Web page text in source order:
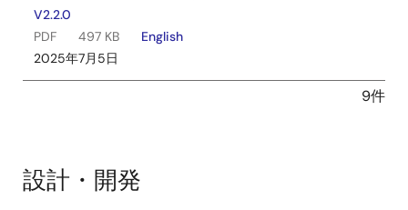
V2.2.0
PDF
497 KB
English
2025年7月5日
9件
設計・開発